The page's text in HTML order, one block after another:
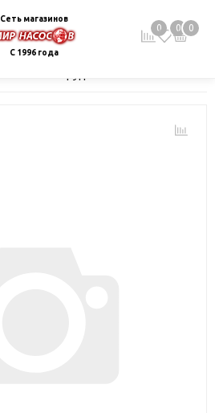
Сеть магазинов
С 1996 года
0 0 0